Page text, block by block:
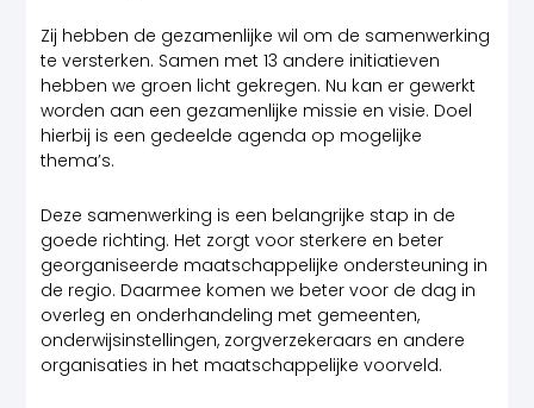
Zij hebben de gezamenlijke wil om de samenwerking
te versterken. Samen met 13 andere initiatieven
hebben we groen licht gekregen. Nu kan er gewerkt
worden aan een gezamenlijke missie en visie. Doel
hierbij is een gedeelde agenda op mogelijke
thema’s.
Deze samenwerking is een belangrijke stap in de
goede richting. Het zorgt voor sterkere en beter
georganiseerde maatschappelijke ondersteuning in
de regio. Daarmee komen we beter voor de dag in
overleg en onderhandeling met gemeenten,
onderwijsinstellingen, zorgverzekeraars en andere
organisaties in het maatschappelijke voorveld.